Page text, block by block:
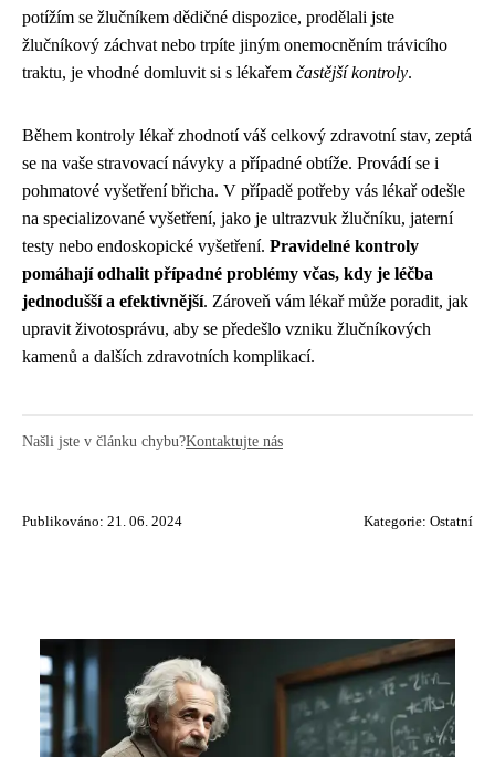
potížím se žlučníkem dědičné dispozice, prodělali jste
žlučníkový záchvat nebo trpíte jiným onemocněním trávicího
traktu, je vhodné domluvit si s lékařem častější kontroly.
Během kontroly lékař zhodnotí váš celkový zdravotní stav, zeptá
se na vaše stravovací návyky a případné obtíže. Provádí se i
pohmatové vyšetření břicha. V případě potřeby vás lékař odešle
na specializované vyšetření, jako je ultrazvuk žlučníku, jaterní
testy nebo endoskopické vyšetření. Pravidelné kontroly
pomáhají odhalit případné problémy včas, kdy je léčba
jednodušší a efektivnější. Zároveň vám lékař může poradit, jak
upravit životosprávu, aby se předešlo vzniku žlučníkových
kamenů a dalších zdravotních komplikací.
Našli jste v článku chybu?Kontaktujte nás
Publikováno: 21. 06. 2024 Kategorie: Ostatní